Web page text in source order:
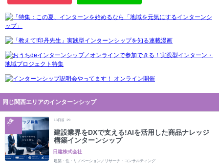
同じ関西エリアのインターンシップ
大阪 13 日前 29
建設業界をDXで支える!AIを活用した商品ナレッジ
構築インターンシップ
日建株式会社
建築・住・リノベーション／リサーチ・コンサルティング